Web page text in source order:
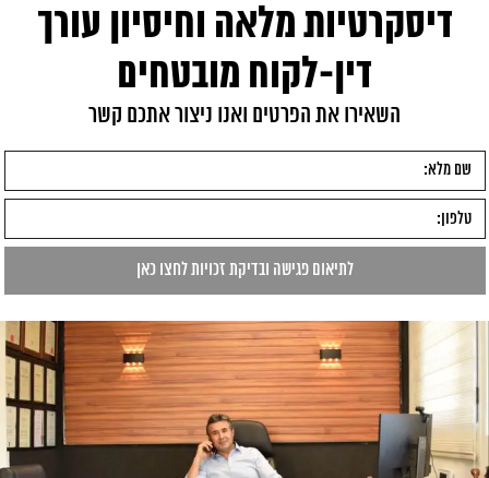
דיסקרטיות מלאה וחיסיון עורך
דין-לקוח מובטחים
השאירו את הפרטים ואנו ניצור אתכם קשר